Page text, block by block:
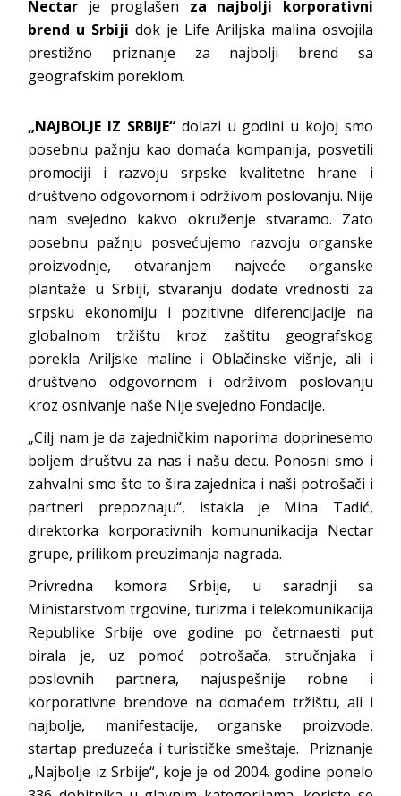
Nectar je proglašen za najbolji korporativni
brend u Srbiji dok je Life Ariljska malina osvojila
prestižno priznanje za najbolji brend sa
geografskim poreklom.
„NAJBOLJE IZ SRBIJE“dolazi u godini u kojoj smo
posebnu pažnju kao domaća kompanija, posvetili
promociji i razvoju srpske kvalitetne hrane i
društveno odgovornom i održivom poslovanju. Nije
nam svejedno kakvo okruženje stvaramo. Zato
posebnu pažnju posvećujemo razvoju organske
proizvodnje, otvaranjem najveće organske
plantaže u Srbiji, stvaranju dodate vrednosti za
srpsku ekonomiju i pozitivne diferencijacije na
globalnom tržištu kroz zaštitu geografskog
porekla Ariljske maline i Oblačinske višnje, ali i
društveno odgovornom i održivom poslovanju
kroz osnivanje naše Nije svejedno Fondacije.
„Cilj nam je da zajedničkim naporima doprinesemo
boljem društvu za nas i našu decu. Ponosni smo i
zahvalni smo što to šira zajednica i naši potrošači i
partneri prepoznaju“, istakla je Mina Tadić,
direktorka korporativnih komununikacija Nectar
grupe, prilikom preuzimanja nagrada.
Privredna komora Srbije, u saradnji sa
Ministarstvom trgovine, turizma i telekomunikacija
Republike Srbije ove godine po četrnaesti put
birala je, uz pomoć potrošača, stručnjaka i
poslovnih partnera, najuspešnije robne i
korporativne brendove na domaćem tržištu, ali i
najbolje, manifestacije, organske proizvode,
startap preduzeća i turističke smeštaje. Priznanje
„Najbolje iz Srbije“, koje je od 2004. godine ponelo